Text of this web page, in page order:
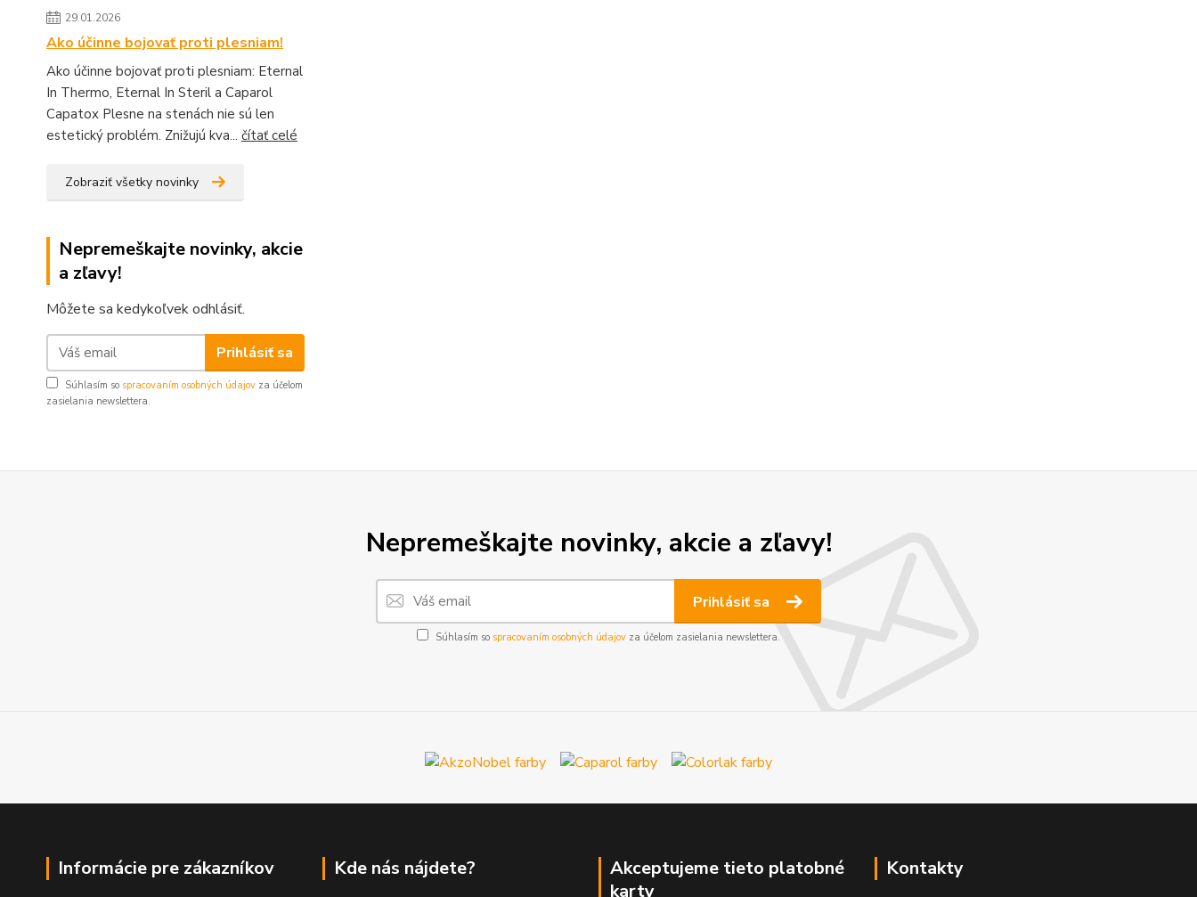
29.01.2026
Ako účinne bojovať proti plesniam!
Ako účinne bojovať proti plesniam: Eternal
In Thermo, Eternal In Steril a Caparol
Capatox Plesne na stenách nie sú len
estetický problém. Znižujú kva... čítať celé
Zobraziť všetky novinky
Nepremeškajte novinky, akcie
a zľavy!
Môžete sa kedykoľvek odhlásiť.
Prihlásiť sa
Súhlasím so spracovaním osobných údajov za účelom
zasielania newslettera.
Nepremeškajte novinky, akcie a zľavy!
Prihlásiť sa
Súhlasím so spracovaním osobných údajov za účelom zasielania newslettera.
Informácie pre zákazníkov Kde nás nájdete?
Akceptujeme tieto platobné
karty
Kontakty